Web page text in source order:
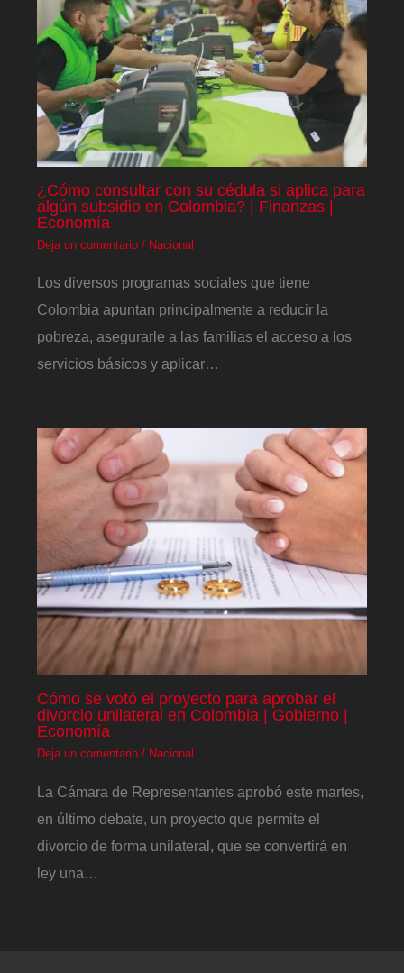
¿Cómo consultar con su cédula si aplica para
algún subsidio en Colombia? | Finanzas |
Economía
Deja un comentario / Nacional
Los diversos programas sociales que tiene
Colombia apuntan principalmente a reducir la
pobreza, asegurarle a las familias el acceso a los
servicios básicos y aplicar…
Cómo se votó el proyecto para aprobar el
divorcio unilateral en Colombia | Gobierno |
Economía
Deja un comentario / Nacional
La Cámara de Representantes aprobó este martes,
en último debate, un proyecto que permite el
divorcio de forma unilateral, que se convertirá en
ley una…